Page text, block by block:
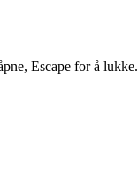
Escape for å lukke.